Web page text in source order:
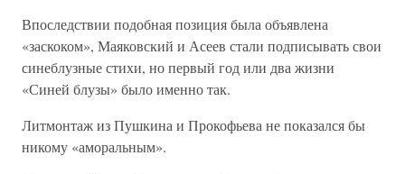
Впоследствии подобная позиция была объявлена
«заскоком», Маяковский и Асеев стали подписывать свои
синеблузные стихи, но первый год или два жизни
«Синей блузы» было именно так.
Литмонтаж из Пушкина и Прокофьева не показался бы
никому «аморальным».